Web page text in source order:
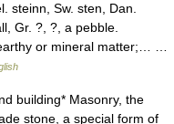
steinn, Sw. sten, Dan.
Gr. ?, ?, a pebble.
or mineral matter;… …
building* Masonry, the
stone, a special form of